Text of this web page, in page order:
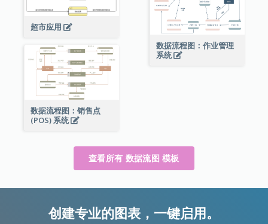
超市应用
数据流程图：作业管理
系统
数据流程图：销售点
(POS) 系统
查看所有 数据流图 模板
创建专业的图表，一键启用。